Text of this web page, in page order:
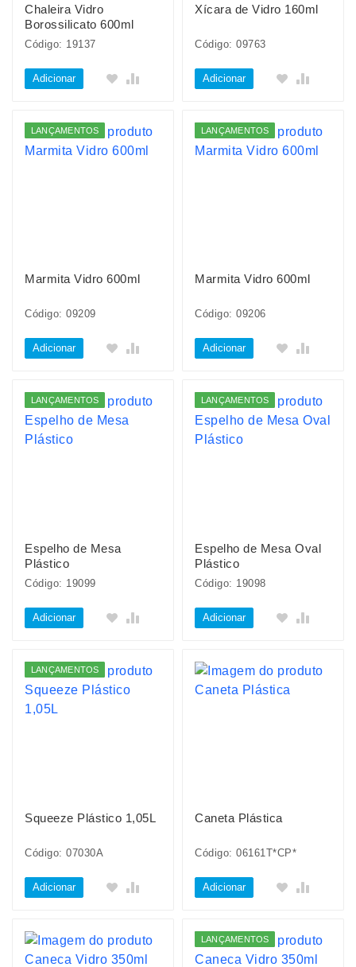
Chaleira Vidro
Borossilicato 600ml
Código: 19137
Adicionar
Xícara de Vidro 160ml
Código: 09763
Adicionar
LANÇAMENTOS
Marmita Vidro 600ml
Código: 09209
Adicionar
LANÇAMENTOS
Marmita Vidro 600ml
Código: 09206
Adicionar
LANÇAMENTOS
Espelho de Mesa
Plástico
Código: 19099
Adicionar
LANÇAMENTOS
Espelho de Mesa Oval
Plástico
Código: 19098
Adicionar
LANÇAMENTOS
Squeeze Plástico 1,05L
Código: 07030A
Adicionar
Caneta Plástica
Código: 06161T*CP*
Adicionar
LANÇAMENTOS